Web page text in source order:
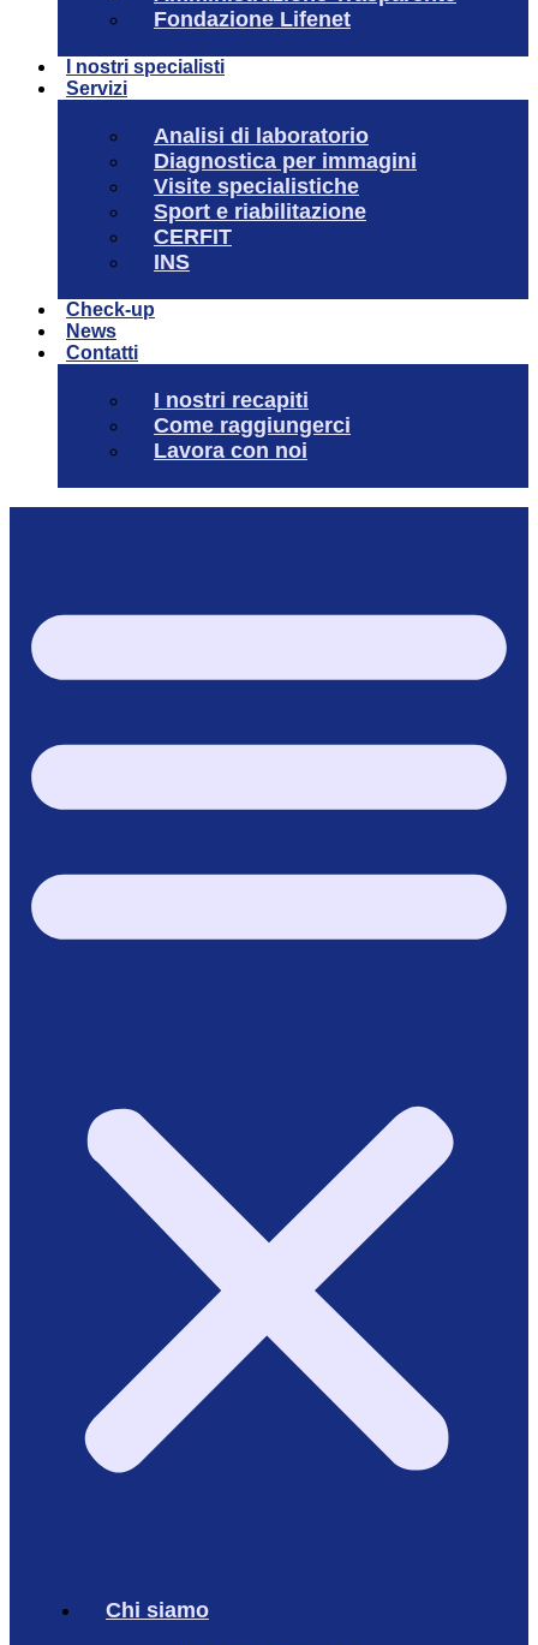
Fondazione Lifenet
I nostri specialisti
Servizi
Analisi di laboratorio
Diagnostica per immagini
Visite specialistiche
Sport e riabilitazione
CERFIT
INS
Check-up
News
Contatti
I nostri recapiti
Come raggiungerci
Lavora con noi
Chi siamo